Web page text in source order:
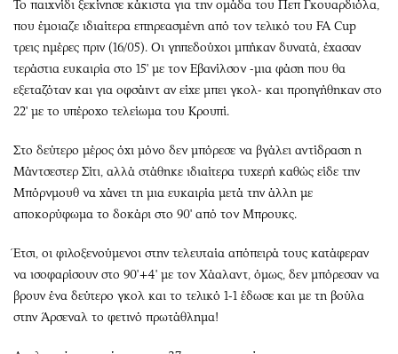
Το παιχνίδι ξεκίνησε κάκιστα για την ομάδα του Πεπ Γκουαρδιόλα,
που έμοιαζε ιδιαίτερα επηρεασμένη από τον τελικό του FA Cup
τρεις ημέρες πριν (16/05). Οι γηπεδούχοι μπήκαν δυνατά, έχασαν
τεράστια ευκαιρία στο 15' με τον Εβανίλσον -μια φάση που θα
εξεταζόταν και για οφσάιντ αν είχε μπει γκολ- και προηγήθηκαν στο
22' με το υπέροχο τελείωμα του Κρουπί.
Στο δεύτερο μέρος όχι μόνο δεν μπόρεσε να βγάλει αντίδραση η
Μάντσεστερ Σίτι, αλλά στάθηκε ιδιαίτερα τυχερή καθώς είδε την
Μπόρνμουθ να χάνει τη μια ευκαιρία μετά την άλλη με
αποκορύφωμα το δοκάρι στο 90' από τον Μπρουκς.
Έτσι, οι φιλοξενούμενοι στην τελευταία απόπειρά τους κατάφεραν
να ισοφαρίσουν στο 90'+4' με τον Χάαλαντ, όμως, δεν μπόρεσαν να
βρουν ένα δεύτερο γκολ και το τελικό 1-1 έδωσε και με τη βούλα
στην Άρσεναλ το φετινό πρωτάθλημα!